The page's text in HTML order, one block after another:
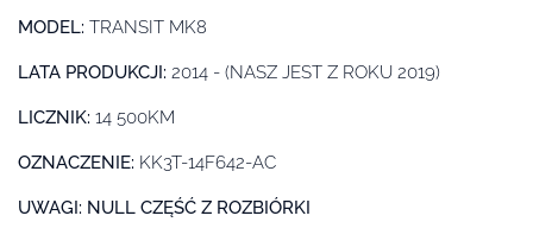
MODEL: TRANSIT MK8
LATA PRODUKCJI: 2014 - (NASZ JEST Z ROKU 2019)
LICZNIK: 14 500KM
OZNACZENIE: KK3T-14F642-AC
UWAGI: NULL CZĘŚĆ Z ROZBIÓRKI